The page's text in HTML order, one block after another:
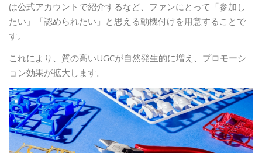
は公式アカウントで紹介するなど、ファンにとって「参加し
たい」「認められたい」と思える動機付けを用意することで
す。
これにより、質の高いUGCが自然発生的に増え、プロモーシ
ョン効果が拡大します。